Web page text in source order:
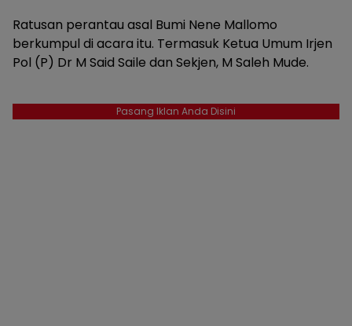
Ratusan perantau asal Bumi Nene Mallomo
berkumpul di acara itu. Termasuk Ketua Umum Irjen
Pol (P) Dr M Said Saile dan Sekjen, M Saleh Mude.
Pasang Iklan Anda Disini